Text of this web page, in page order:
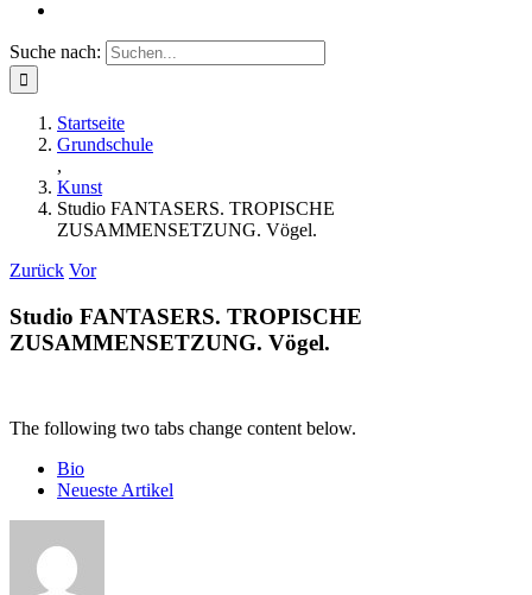
Suche nach:
Startseite
Grundschule
,
Kunst
Studio FANTASERS. TROPISCHE
ZUSAMMENSETZUNG. Vögel.
Zurück Vor
Studio FANTASERS. TROPISCHE
ZUSAMMENSETZUNG. Vögel.
The following two tabs change content below.
Bio
Neueste Artikel